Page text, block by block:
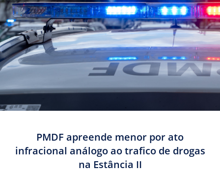
PMDF apreende menor por ato
infracional análogo ao trafico de drogas
na Estância II